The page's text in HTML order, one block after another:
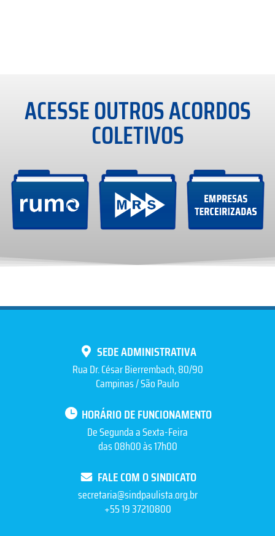
ACESSE OUTROS ACORDOS
COLETIVOS
SEDE ADMINISTRATIVA
Rua Dr. César Bierrembach, 80/90
Campinas / São Paulo
HORÁRIO DE FUNCIONAMENTO
De Segunda a Sexta-Feira
das 08h00 às 17h00
FALE COM O SINDICATO
secretaria@sindpaulista.org.br
+55 19 37210800